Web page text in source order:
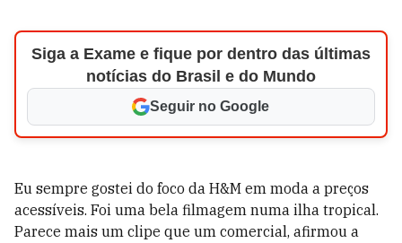
Siga a Exame e fique por dentro das últimas
notícias do Brasil e do Mundo
Seguir no Google
Eu sempre gostei do foco da H&M em moda a preços
acessíveis. Foi uma bela filmagem numa ilha tropical.
Parece mais um clipe que um comercial, afirmou a